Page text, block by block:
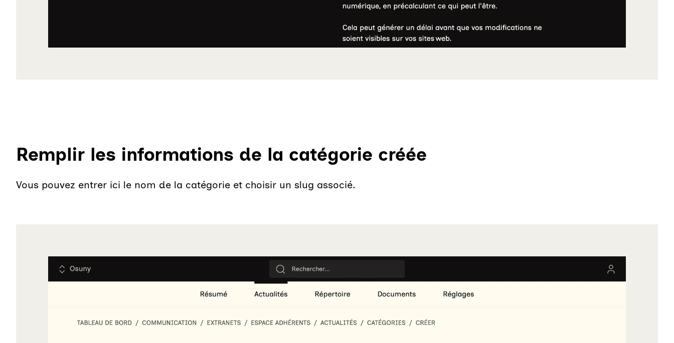
Remplir les informations de la catégorie créée
Vous pouvez entrer ici le nom de la catégorie et choisir un slug associé.